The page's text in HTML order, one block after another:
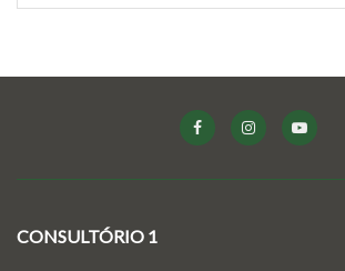
CONSULTÓRIO 1